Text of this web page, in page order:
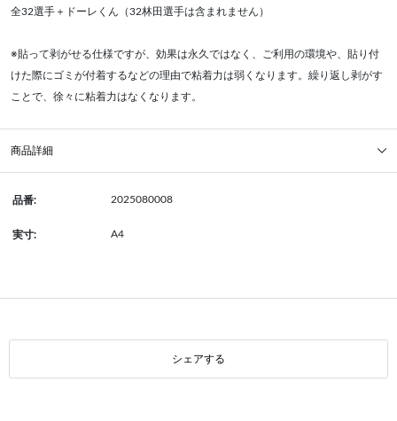
全32選手＋ドーレくん（32林田選手は含まれません）
※貼って剥がせる仕様ですが、効果は永久ではなく、ご利用の環境や、貼り付
けた際にゴミが付着するなどの理由で粘着力は弱くなります。繰り返し剥がす
ことで、徐々に粘着力はなくなります。
商品詳細
品番: 2025080008
実寸: A4
シェアする